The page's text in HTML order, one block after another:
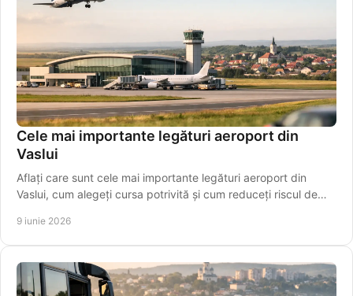
Cele mai importante legături aeroport din
Vaslui
Aflați care sunt cele mai importante legături aeroport din
Vaslui, cum alegeți cursa potrivită și cum reduceți riscul de
9 iunie 2026